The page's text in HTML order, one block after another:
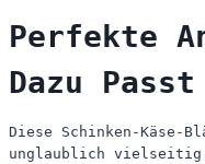
Perfekte
Dazu Passt
Diese Schinken-Käse-
unglaublich